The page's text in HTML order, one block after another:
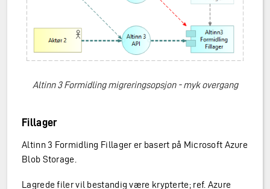
Altinn 3 Formidling migreringsopsjon - myk overgang
Fillager
Altinn 3 Formidling Fillager er basert på Microsoft Azure
Blob Storage.
Lagrede filer vil bestandig være krypterte; ref. Azure